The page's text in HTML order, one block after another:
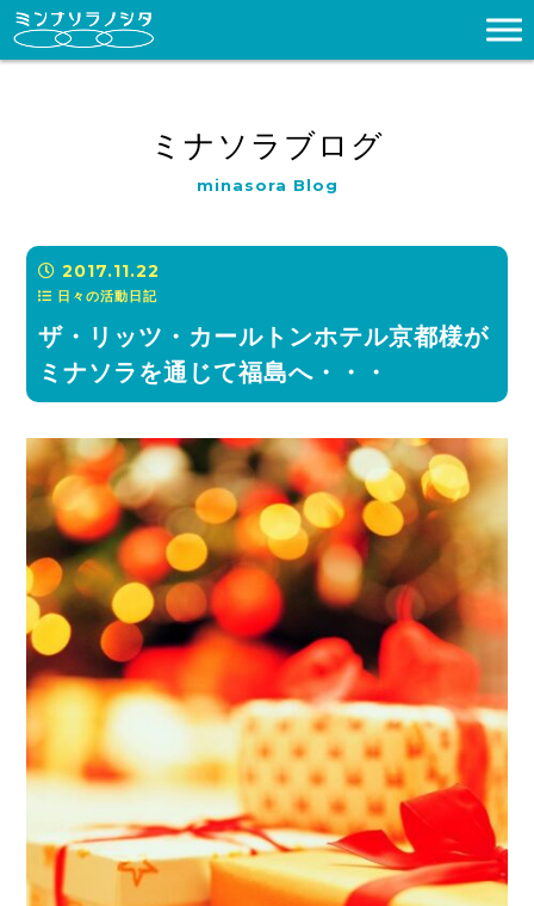
ミナソラブログ
minasora Blog
2017.11.22
日々の活動日記
ザ・リッツ・カールトンホテル京都様が
ミナソラを通じて福島へ・・・